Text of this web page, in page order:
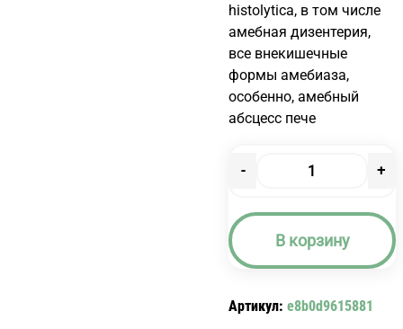
histolytica, в том числе
амебная дизентерия,
все внекишечные
формы амебиаза,
особенно, амебный
абсцесс пече
-
ОРГИЛ
ТАБЛ.
500
№10
+
В корзину
Артикул: e8b0d9615881